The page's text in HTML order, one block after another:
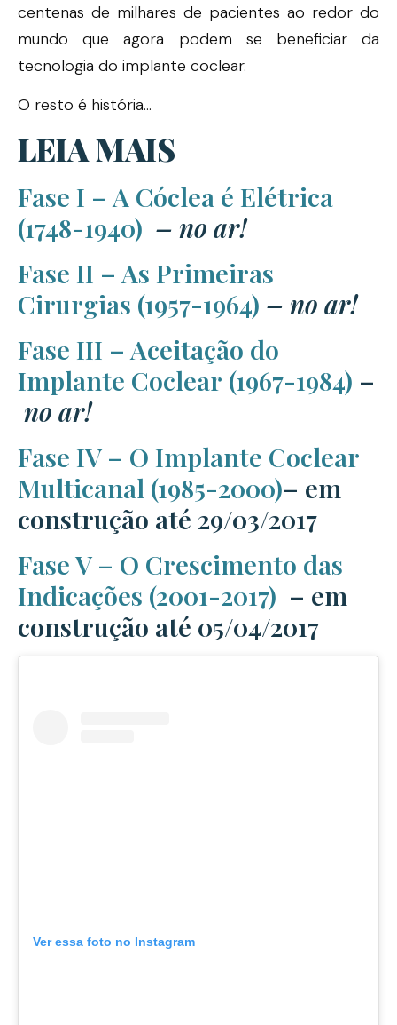
centenas de milhares de pacientes ao redor do
mundo que agora podem se beneficiar da
tecnologia do implante coclear.
O resto é história…
LEIA MAIS
Fase I – A Cóclea é Elétrica
(1748-1940) – no ar!
Fase II – As Primeiras
Cirurgias (1957-1964) – no ar!
Fase III – Aceitação do
Implante Coclear (1967-1984) –
no ar!
Fase IV – O Implante Coclear
Multicanal (1985-2000)– em
construção até 29/03/2017
Fase V – O Crescimento das
Indicações (2001-2017) – em
construção até 05/04/2017
Ver essa foto no Instagram